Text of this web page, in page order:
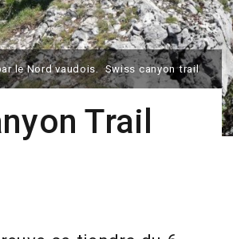
le Nord vaudois. Swiss canyon trail
Trail